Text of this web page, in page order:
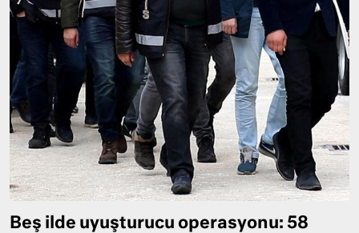
Beş ilde uyuşturucu operasyonu: 58